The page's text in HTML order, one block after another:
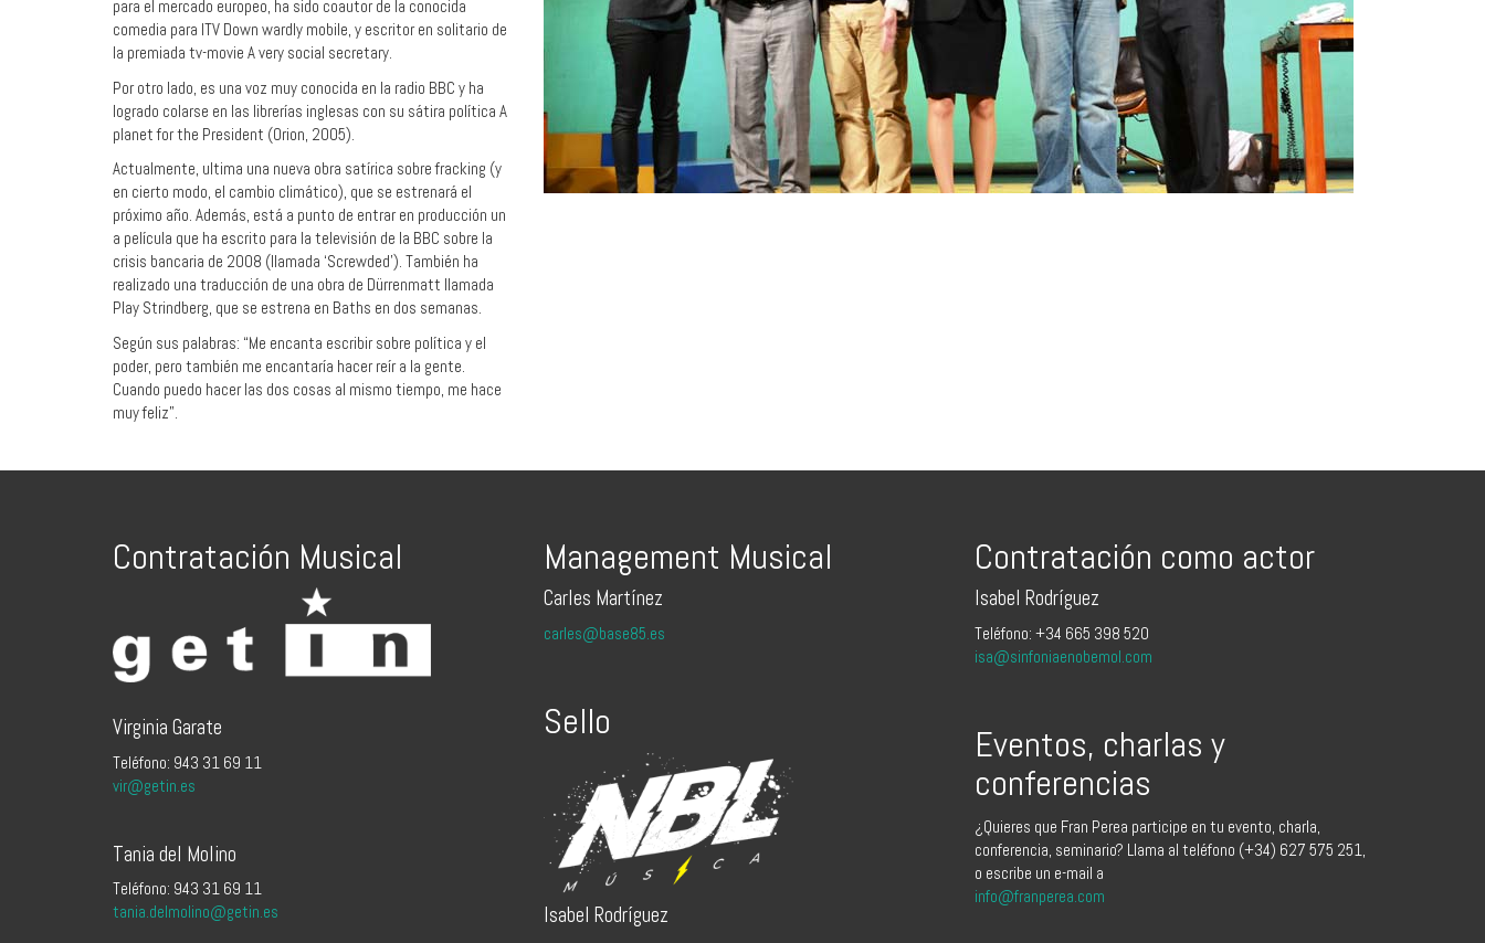
para el mercado europeo, ha sido coautor de la conocida
comedia para ITV Down wardly mobile, y escritor en solitario de
la premiada tv-movie A very social secretary.
Por otro lado, es una voz muy conocida en la radio BBC y ha
logrado colarse en las librerías inglesas con su sátira política A
planet for the President (Orion, 2005).
Actualmente, ultima una nueva obra satírica sobre fracking (y
en cierto modo, el cambio climático), que se estrenará el
próximo año. Además, está a punto de entrar en producción un
a película que ha escrito para la televisión de la BBC sobre la
crisis bancaria de 2008 (llamada ‘Screwded’). También ha
realizado una traducción de una obra de Dürrenmatt llamada
Play Strindberg, que se estrena en Baths en dos semanas.
Según sus palabras: “Me encanta escribir sobre política y el
poder, pero también me encantaría hacer reír a la gente.
Cuando puedo hacer las dos cosas al mismo tiempo, me hace
muy feliz”.
Contratación Musical
Virginia Garate
Teléfono: 943 31 69 11
vir@getin.es
Tania del Molino
Teléfono: 943 31 69 11
tania.delmolino@getin.es
Management Musical
Carles Martínez
carles@base85.es
Sello
Isabel Rodríguez
Contratación como actor
Isabel Rodríguez
Teléfono: +34 665 398 520
isa@sinfoniaenobemol.com
Eventos, charlas y
conferencias
¿Quieres que Fran Perea participe en tu evento, charla,
conferencia, seminario? Llama al teléfono (+34) 627 575 251,
o escribe un e-mail a
info@franperea.com